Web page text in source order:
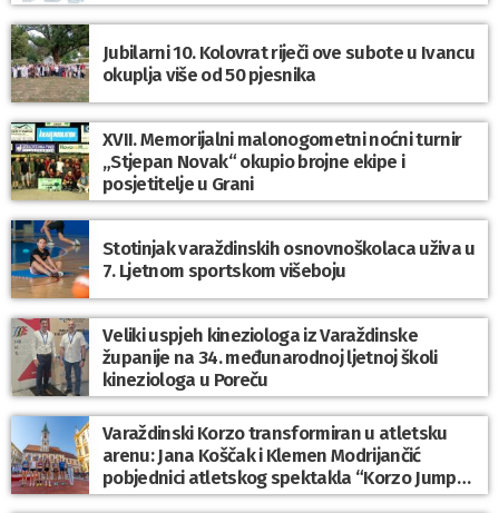
Jubilarni 10. Kolovrat riječi ove subote u Ivancu
okuplja više od 50 pjesnika
XVII. Memorijalni malonogometni noćni turnir
„Stjepan Novak“ okupio brojne ekipe i
posjetitelje u Grani
Stotinjak varaždinskih osnovnoškolaca uživa u
7. Ljetnom sportskom višeboju
Veliki uspjeh kineziologa iz Varaždinske
županije na 34. međunarodnoj ljetnoj školi
kineziologa u Poreču
Varaždinski Korzo transformiran u atletsku
arenu: Jana Koščak i Klemen Modrijančić
pobjednici atletskog spektakla “Korzo Jump
2026”